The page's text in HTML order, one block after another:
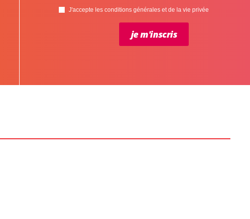
J'accepte les conditions générales et de la vie privée
je m'inscris